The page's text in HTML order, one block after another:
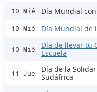
10 Mié Día Mundial
10 Mié Día Mundial de
10 Mié
Día de llevar tu
Escuela
11 Jue
Día de la
Sudáfrica